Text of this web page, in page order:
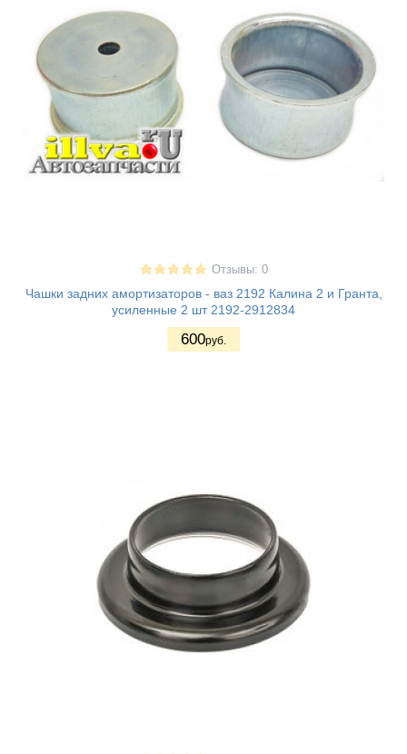
Отзывы: 0
Чашки задних амортизаторов - ваз 2192 Калина 2 и Гранта,
усиленные 2 шт 2192-2912834
600руб.